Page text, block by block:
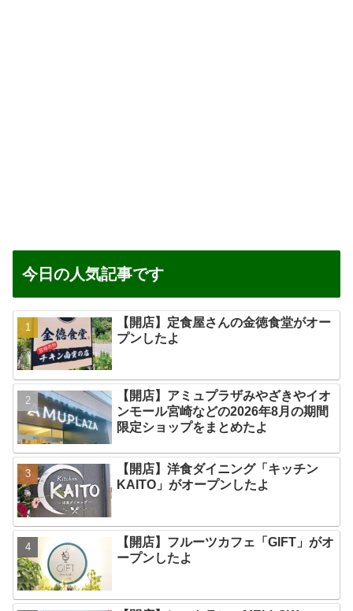
今日の人気記事です
【開店】定食屋さんの金徳食堂がオー
プンしたよ
【開店】アミュプラザみやざきやイオ
ンモール宮崎などの2026年8月の期間
限定ショップをまとめたよ
【開店】洋食ダイニング「キッチン
KAITO」がオープンしたよ
【開店】フルーツカフェ「GIFT」がオ
ープンしたよ